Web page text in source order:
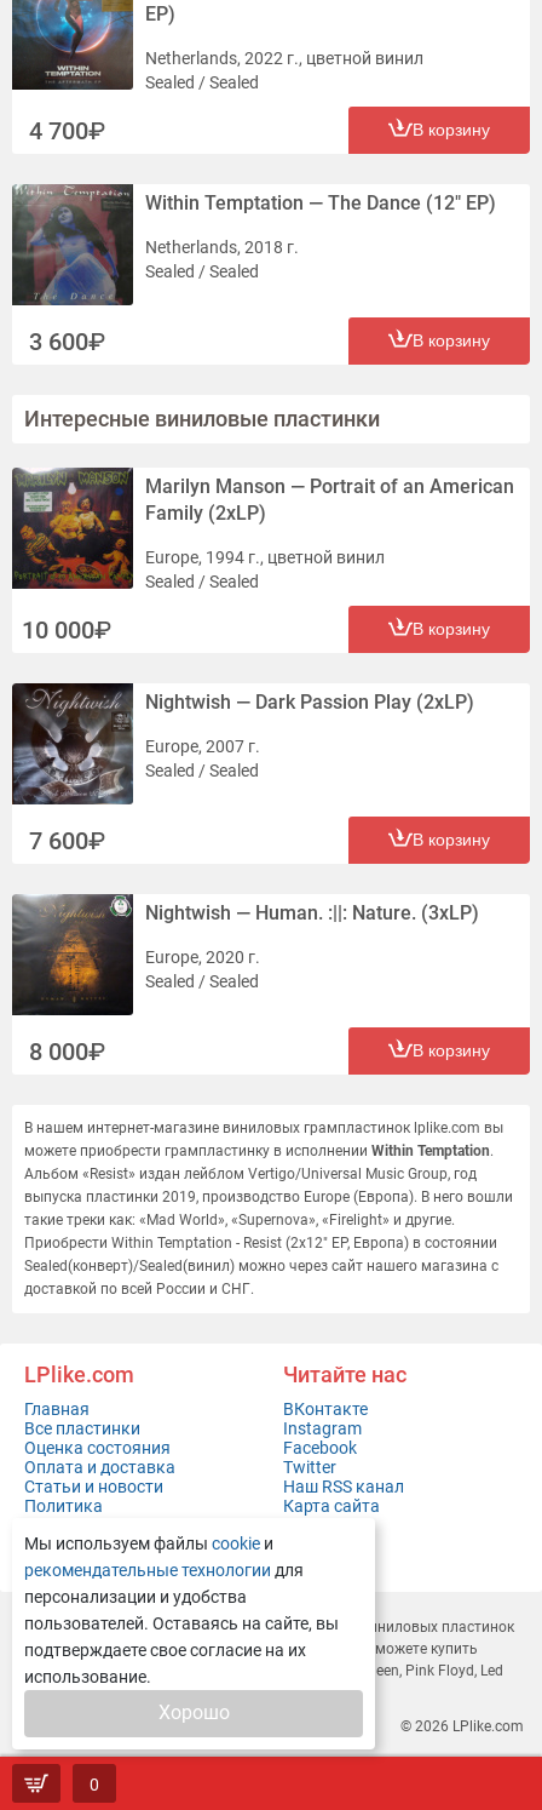
EP)
Netherlands, 2022 г., цветной винил
Sealed / Sealed
4 700 В корзину
Within Temptation — The Dance (12" EP)
Netherlands, 2018 г.
Sealed / Sealed
3 600 В корзину
Интересные виниловые пластинки
Marilyn Manson — Portrait of an American
Family (2xLP)
Europe, 1994 г., цветной винил
Sealed / Sealed
10 000 В корзину
Nightwish — Dark Passion Play (2xLP)
Europe, 2007 г.
Sealed / Sealed
7 600 В корзину
Nightwish — Human. :||: Nature. (3xLP)
Europe, 2020 г.
Sealed / Sealed
8 000 В корзину
В нашем интернет-магазине виниловых грампластинок lplike.com вы
можете приобрести грампластинку в исполнении Within Temptation.
Альбом «Resist» издан лейблом Vertigo/Universal Music Group, год
выпуска пластинки 2019, производство Europe (Европа). В него вошли
такие треки как: «Mad World», «Supernova», «Firelight» и другие.
Приобрести Within Temptation - Resist (2x12" EP, Европа) в состоянии
Sealed(конверт)/Sealed(винил) можно через сайт нашего магазина с
доставкой по всей России и СНГ.
LPlike.com
Главная
Все пластинки
Оценка состояния
Оплата и доставка
Статьи и новости
Политика
Контакты
Полная версия сайта
Читайте нас
ВКонтакте
Instagram
Facebook
Twitter
Наш RSS канал
Карта сайта
0
LPlike.com — это современныйинтернет-магазин виниловых пластинок
с доставкой по всей России и СНГ. У нас вы легко сможете купить
виниловые пластинки
Depeche Mode, Rammstein, Queen, Pink Floyd, Led
Zeppelin, Deep Purple и многие другие.
© 2026 LPlike.com
Мы используем файлы cookie и
рекомендательные технологии для
персонализации и удобства
пользователей. Оставаясь на сайте, вы
подтверждаете свое согласие на их
использование.
Хорошо